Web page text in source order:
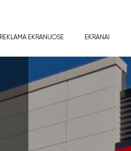
REKLAMA EKRANUOSE EKRANAI